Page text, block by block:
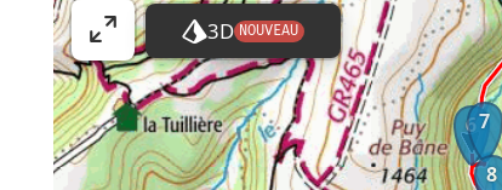
A
ff
i
c
h
3D NOUVEAU
67
8